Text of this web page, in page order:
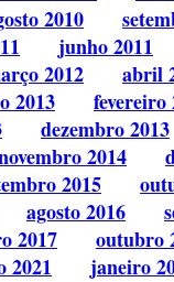
2010
junho 2011
2012 abril
2013 fevereiro
dezembro 2013
2014
2015
agosto 2016
2017 outubro
2021 janeiro